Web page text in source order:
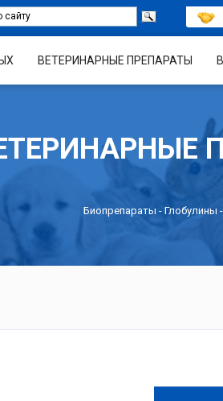
ВЕТЕРИНАРНЫЕ ПРЕПАРАТЫ
Биопрепараты - Глобулины